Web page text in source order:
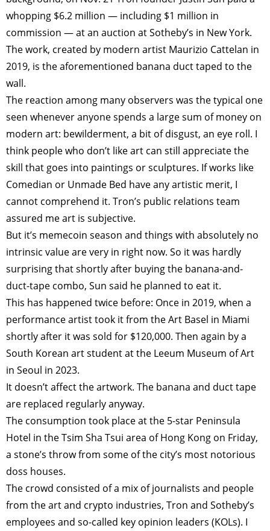
whopping $6.2 million — including $1 million in
commission — at an auction at Sotheby’s in New York.
The work, created by modern artist Maurizio Cattelan in
2019, is the aforementioned banana duct taped to the
wall.
The reaction among many observers was the typical one
seen whenever anyone spends a large sum of money on
modern art: bewilderment, a bit of disgust, an eye roll. I
think people who don’t like art can still appreciate the
skill that goes into paintings or sculptures. If works like
Comedian or Unmade Bed have any artistic merit, I
cannot comprehend it. Tron’s public relations team
assured me art is subjective.
But it’s memecoin season and things with absolutely no
intrinsic value are very in right now. So it was hardly
surprising that shortly after buying the banana-and-
duct-tape combo, Sun said he planned to eat it.
This has happened twice before: Once in 2019, when a
performance artist took it from the Art Basel in Miami
shortly after it was sold for $120,000. Then again by a
South Korean art student at the Leeum Museum of Art
in Seoul in 2023.
It doesn’t affect the artwork. The banana and duct tape
are replaced regularly anyway.
The consumption took place at the 5-star Peninsula
Hotel in the Tsim Sha Tsui area of Hong Kong on Friday,
a stone’s throw from some of the city’s most notorious
doss houses.
The crowd consisted of a mix of journalists and people
from the art and crypto industries, Tron and Sotheby’s
employees and so-called key opinion leaders (KOLs). I